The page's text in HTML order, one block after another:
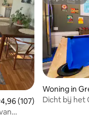
beoordeling
4,96 (107)
Woning in
Dicht bij het